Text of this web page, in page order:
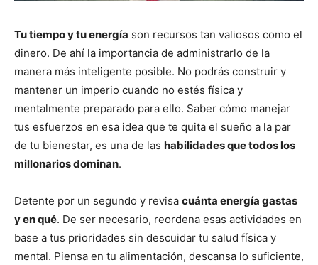
Tu tiempo y tu energía son recursos tan valiosos como el
dinero. De ahí la importancia de administrarlo de la
manera más inteligente posible. No podrás construir y
mantener un imperio cuando no estés física y
mentalmente preparado para ello. Saber cómo manejar
tus esfuerzos en esa idea que te quita el sueño a la par
de tu bienestar, es una de las habilidades que todos los
millonarios dominan.
Detente por un segundo y revisa cuánta energía gastas
y en qué. De ser necesario, reordena esas actividades en
base a tus prioridades sin descuidar tu salud física y
mental. Piensa en tu alimentación, descansa lo suficiente,